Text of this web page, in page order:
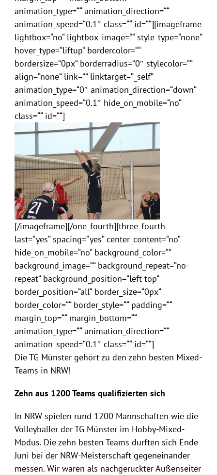
animation_type=““ animation_direction=““
animation_speed=“0.1″ class=““ id=““][imageframe
lightbox=“no“ lightbox_image=““ style_type=“none“
hover_type=“liftup“ bordercolor=““
bordersize=“0px“ borderradius=“0″ stylecolor=““
align=“none“ link=““ linktarget=“_self“
animation_type=“0″ animation_direction=“down“
animation_speed=“0.1″ hide_on_mobile=“no“
class=““ id=““]
[/imageframe][/one_fourth][three_fourth
last=“yes“ spacing=“yes“ center_content=“no“
hide_on_mobile=“no“ background_color=““
background_image=““ background_repeat=“no-
repeat“ background_position=“left top“
border_position=“all“ border_size=“0px“
border_color=““ border_style=““ padding=““
margin_top=““ margin_bottom=““
animation_type=““ animation_direction=““
animation_speed=“0.1″ class=““ id=““]
Die TG Münster gehört zu den zehn besten Mixed-
Teams in NRW!
Zehn aus 1200 Teams qualifizierten sich
In NRW spielen rund 1200 Mannschaften wie die
Volleyballer der TG Münster im Hobby-Mixed-
Modus. Die zehn besten Teams durften sich Ende
Juni bei der NRW-Meisterschaft gegeneinander
messen. Wir waren als nachgerückter Außenseiter